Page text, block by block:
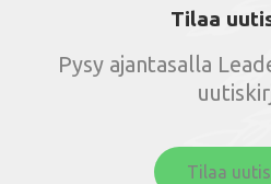
Tilaa
Pysy ajantasalla
Tilaa